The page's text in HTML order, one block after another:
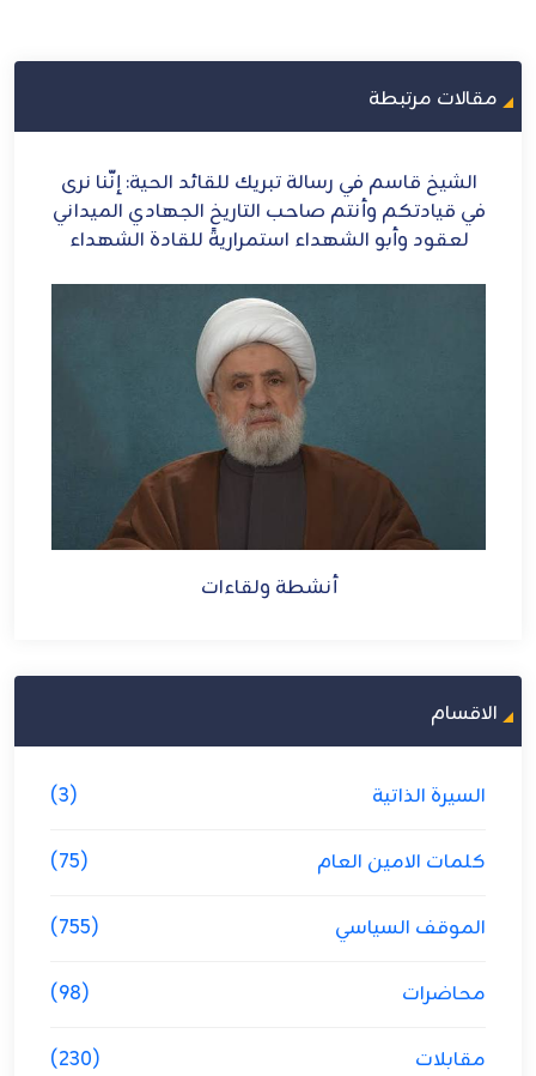
مقالات مرتبطة
إنَّنا نرى
الميداني
الشهداء
الشيخ قاسم: إيران أيقونة العزة والشرف
أنشطة ولقاءات
الاقسام
السيرة الذاتية (3)
كلمات الامين العام (75)
الموقف السياسي (755)
محاضرات (98)
مقابلات (230)